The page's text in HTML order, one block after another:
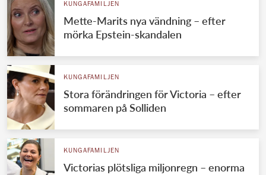
KUNGAFAMILJEN
Mette-Marits nya vändning – efter
mörka Epstein-skandalen
KUNGAFAMILJEN
Stora förändringen för Victoria – efter
sommaren på Solliden
KUNGAFAMILJEN
Victorias plötsliga miljonregn – enorma